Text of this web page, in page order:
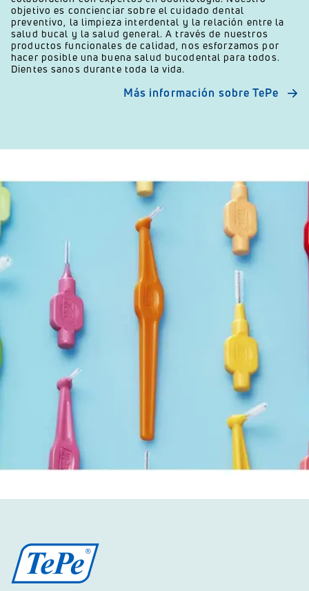
objetivo es concienciar sobre el cuidado dental
preventivo, la limpieza interdental y la relación entre la
salud bucal y la salud general. A través de nuestros
productos funcionales de calidad, nos esforzamos por
hacer posible una buena salud bucodental para todos.
Dientes sanos durante toda la vida.
Más información sobre TePe